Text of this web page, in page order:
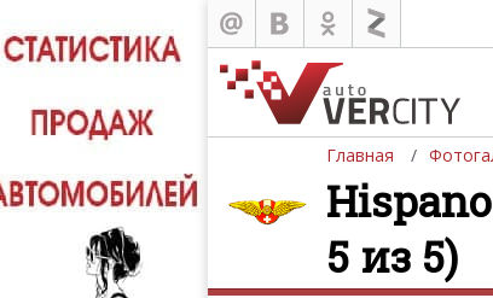
Главная
5 из 5)
Автомобили
Последние добавления